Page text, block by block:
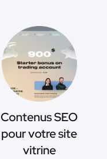
Contenus SEO
pour votre site
vitrine